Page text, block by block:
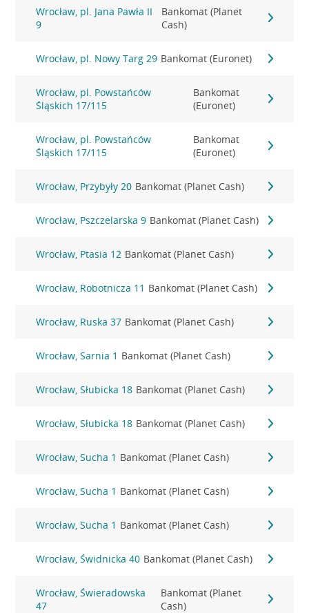
Wrocław, pl. Jana Pawła II
9
Bankomat (Planet
Cash)
Wrocław, pl. Nowy Targ 29 Bankomat (Euronet)
Wrocław, pl. Powstańców
Śląskich 17/115
Bankomat
(Euronet)
Wrocław, pl. Powstańców
Śląskich 17/115
Bankomat
(Euronet)
Wrocław, Przybyły 20 Bankomat (Planet Cash)
Wrocław, Pszczelarska 9 Bankomat (Planet Cash)
Wrocław, Ptasia 12 Bankomat (Planet Cash)
Wrocław, Robotnicza 11 Bankomat (Planet Cash)
Wrocław, Ruska 37 Bankomat (Planet Cash)
Wrocław, Sarnia 1 Bankomat (Planet Cash)
Wrocław, Słubicka 18 Bankomat (Planet Cash)
Wrocław, Słubicka 18 Bankomat (Planet Cash)
Wrocław, Sucha 1 Bankomat (Planet Cash)
Wrocław, Sucha 1 Bankomat (Planet Cash)
Wrocław, Sucha 1 Bankomat (Planet Cash)
Wrocław, Świdnicka 40 Bankomat (Planet Cash)
Wrocław, Świeradowska
47
Bankomat (Planet
Cash)